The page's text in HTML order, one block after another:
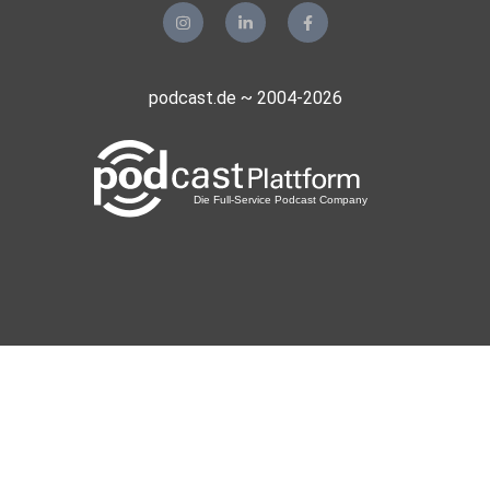
podcast.de ~ 2004-2026